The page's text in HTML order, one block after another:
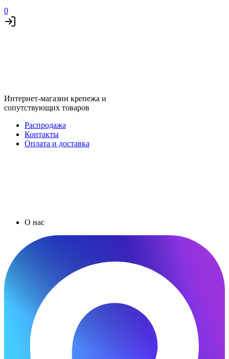
0
Интернет-магазин крепежа и
сопутствующих товаров
Распродажа
Контакты
Оплата и доставка
О нас